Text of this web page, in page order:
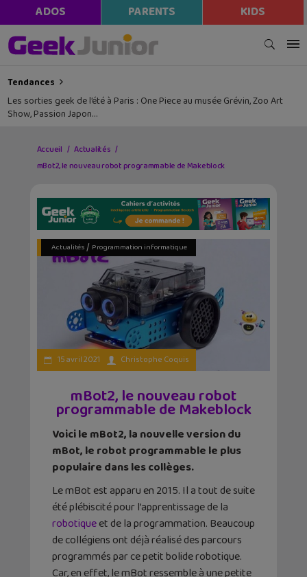
ADOS PARENTS KIDS
Tendances
Les sorties geek de l’été à Paris : One Piece au musée Grévin, Zoo Art
Show, Passion Japon…
Accueil
Actualités
mBot2, le nouveau robot programmable de Makeblock
Actualités/ Programmation informatique
15 avril 2021 Christophe Coquis
mBot2, le nouveau robot
programmable de Makeblock
Voici le mBot2, la nouvelle version du
mBot, le robot programmable le plus
populaire dans les collèges.
Le mBot est apparu en 2015. Il a tout de suite
été plébiscité pour l’apprentissage de la
robotiqueet de la programmation. Beaucoup
de collégiens ont déjà réalisé des parcours
programmés par ce petit bolide robotique.
Car, en effet, le mBot ressemble à une petite